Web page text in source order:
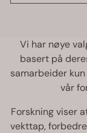
Vi har nøye
basert på
samarbeider
vår
Forskning viser
vekttap,